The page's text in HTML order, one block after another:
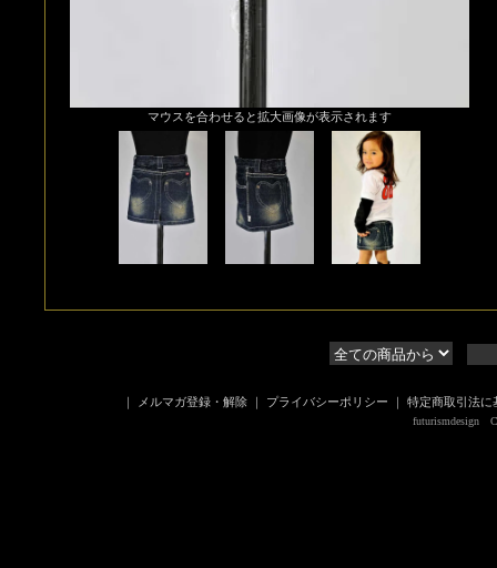
マウスを合わせると拡大画像が表示されます
｜ メルマガ登録・解除 ｜ プライバシーポリシー ｜ 特定商取引法に
futurismdesign